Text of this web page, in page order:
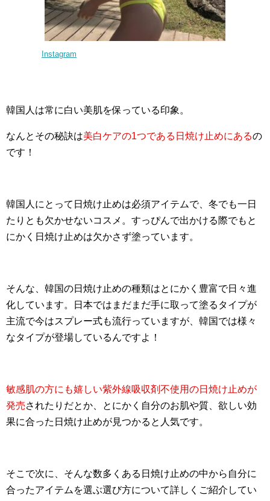
Instagram
韓国人は常に白い美肌を保っている印象。
なんとその秘訣は美白ケアの1つである日焼け止めにあるの
です！
韓国人にとって日焼け止めは必須アイテムで、冬でも一日
たりとも欠かせないコスメ。すっぴんで出かける際でもと
にかく日焼け止めは欠かさず塗っています。
そんな、韓国の日焼け止めの種類はとにかく豊富で日々進
化しています。日本ではまだまだ手に取って塗るタイプが
主流で今はスプレー式も流行っていますが、韓国では様々
なタイプが登場しているんですよ！
敏感肌の方にも嬉しい紫外線吸収剤不使用の日焼け止めが
発売されたりだとか、とにかく自分のお肌や質、欲しい効
果に合った日焼け止めが見つかると人気です。
そこで次に、そんな数多くある日焼け止めの中から自分に
合ったアイテムを選ぶ選び方について詳しくご紹介してい